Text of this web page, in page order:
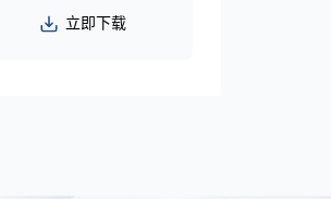
立即下载